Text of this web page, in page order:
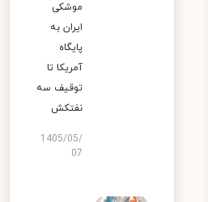
موشکی
ایران به
پایگاه
آمریکا تا
توقیف سه
نفتکش
1405/05/
07